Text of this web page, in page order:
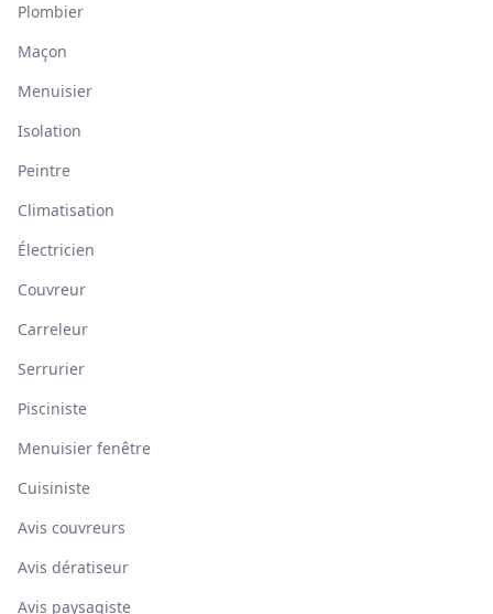
Plombier
Maçon
Menuisier
Isolation
Peintre
Climatisation
Électricien
Couvreur
Carreleur
Serrurier
Pisciniste
Menuisier fenêtre
Cuisiniste
Avis couvreurs
Avis dératiseur
Avis paysagiste